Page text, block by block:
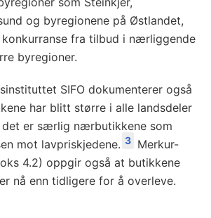
og byregionene på Østlandet,
fra tilbud i nærliggende
byregioner.
SIFO dokumenterer også
har blitt større i alle landsdeler
det er særlig nærbutikkene som
mot lavpriskjedene. 3 Merkur-
4.2) oppgir også at butikkene
nå enn tidligere for å overleve.